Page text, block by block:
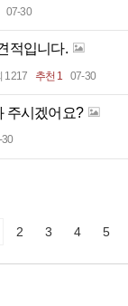
07-30
적입니다.
1217 추천 1 07-30
주시겠어요?
30
2 3 4 5